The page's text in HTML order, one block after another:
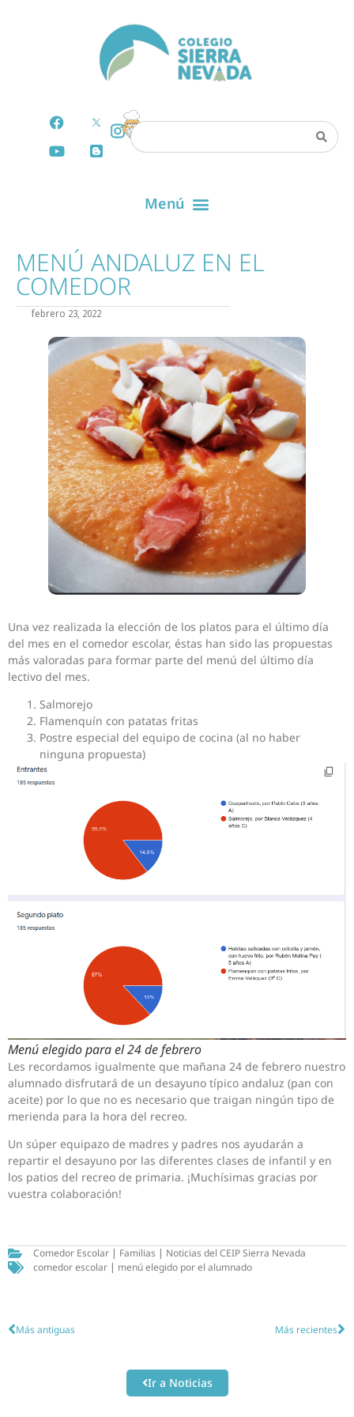
MENÚ ANDALUZ EN EL
COMEDOR
febrero 23, 2022
Una vez realizada la elección de los platos para el último día
del mes en el comedor escolar, éstas han sido las propuestas
más valoradas para formar parte del menú del último día
lectivo del mes.
Salmorejo
Flamenquín con patatas fritas
Postre especial del equipo de cocina (al no haber
ninguna propuesta)
Menú elegido para el 24 de febrero
Les recordamos igualmente que mañana 24 de febrero nuestro
alumnado disfrutará de un desayuno típico andaluz (pan con
aceite) por lo que no es necesario que traigan ningún tipo de
merienda para la hora del recreo.
Un súper equipazo de madres y padres nos ayudarán a
repartir el desayuno por las diferentes clases de infantil y en
los patios del recreo de primaria. ¡Muchísimas gracias por
vuestra colaboración!
Comedor Escolar | Familias | Noticias del CEIP Sierra Nevada
comedor escolar | menú elegido por el alumnado
Más antiguas Más recientes
Ir a Noticias